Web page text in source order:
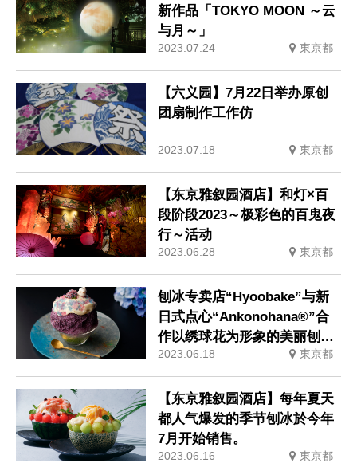
新作品「TOKYO MOON ～云
与月～」
2023.07.24 東京都
【六义园】7月22日举办原创
团扇制作工作仿
2023.07.18 東京都
【东京雅叙园酒店】和灯×百
段阶段2023～极彩色的百鬼夜
行～活动
2023.06.28 東京都
刨冰专卖店“Hyoobake”与新
日式点心“Ankonohana®”合
作以绣球花为形象的美丽刨冰
将期间限定销售
2023.06.18 東京都
【东京雅叙园酒店】每年夏天
都人气爆发的季节刨冰於今年
7月开始销售。
2023.06.16 東京都